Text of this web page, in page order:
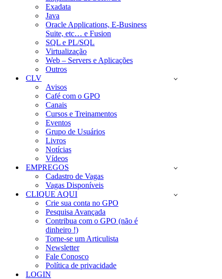
Exadata
Java
Oracle Applications, E-Business
Suite, etc… e Fusion
SQL e PL/SQL
Virtualização
Web – Servers e Aplicações
Outros
CLV
Avisos
Café com o GPO
Canais
Cursos e Treinamentos
Eventos
Grupo de Usuários
Livros
Notícias
Vídeos
EMPREGOS
Cadastro de Vagas
Vagas Disponíveis
CLIQUE AQUI
Crie sua conta no GPO
Pesquisa Avançada
Contribua com o GPO (não é
dinheiro !)
Torne-se um Articulista
Newsletter
Fale Conosco
Política de privacidade
LOGIN